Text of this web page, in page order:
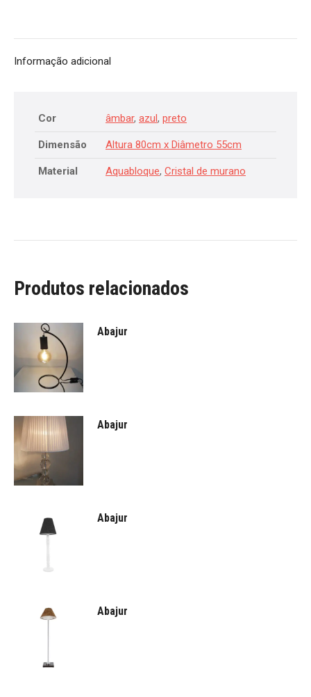
Informação adicional
Cor âmbar, azul , preto
Dimensão Altura 80cm x Diâmetro 55cm
Material Aquabloque, Cristal de murano
Produtos relacionados
Abajur
Abajur
Abajur
Abajur